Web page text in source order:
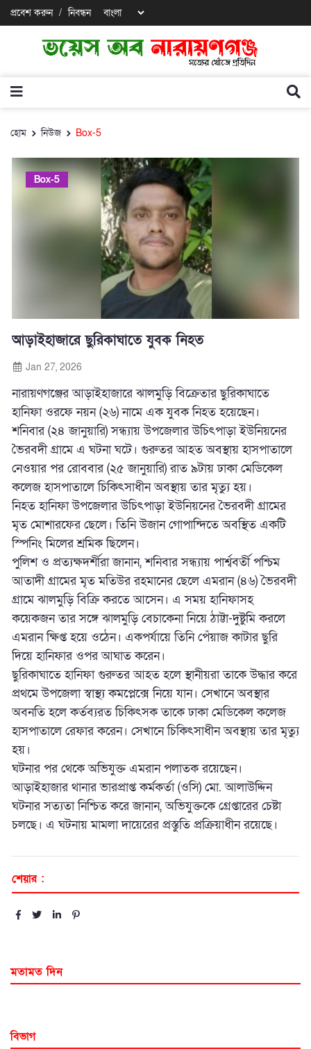
প্রবেশ করুন / নিবন্ধন
হোম নিউজ Box-5
Box-5
আড়াইহাজারে ছুরিকাঘাতে যুবক নিহত
Jan 27, 2026
নারায়ণগঞ্জের আড়াইহাজারে ঝালমুড়ি বিক্রেতার ছুরিকাঘাতে
হানিফা ওরফে নয়ন (২৬) নামে এক যুবক নিহত হয়েছেন।
শনিবার (২৪ জানুয়ারি) সন্ধ্যায় উপজেলার উচিৎপাড়া ইউনিয়নের
ভৈরবদী গ্রামে এ ঘটনা ঘটে। গুরুতর আহত অবস্থায় হাসপাতালে
নেওয়ার পর রোববার (২৫ জানুয়ারি) রাত ৯টায় ঢাকা মেডিকেল
কলেজ হাসপাতালে চিকিৎসাধীন অবস্থায় তার মৃত্যু হয়।
নিহত হানিফা উপজেলার উচিৎপাড়া ইউনিয়নের ভৈরবদী গ্রামের
মৃত মোশারফের ছেলে। তিনি উজান গোপান্দিতে অবস্থিত একটি
স্পিনিং মিলের শ্রমিক ছিলেন।
পুলিশ ও প্রত্যক্ষদর্শীরা জানান, শনিবার সন্ধ্যায় পার্শ্ববর্তী পশ্চিম
আতাদী গ্রামের মৃত মতিউর রহমানের ছেলে এমরান (৪৬) ভৈরবদী
গ্রামে ঝালমুড়ি বিক্রি করতে আসেন। এ সময় হানিফাসহ
কয়েকজন তার সঙ্গে ঝালমুড়ি বেচাকেনা নিয়ে ঠাট্টা-দুষ্টুমি করলে
এমরান ক্ষিপ্ত হয়ে ওঠেন। একপর্যায়ে তিনি পেঁয়াজ কাটার ছুরি
দিয়ে হানিফার ওপর আঘাত করেন।
ছুরিকাঘাতে হানিফা গুরুতর আহত হলে স্থানীয়রা তাকে উদ্ধার করে
প্রথমে উপজেলা স্বাস্থ্য কমপ্লেক্সে নিয়ে যান। সেখানে অবস্থার
অবনতি হলে কর্তব্যরত চিকিৎসক তাকে ঢাকা মেডিকেল কলেজ
হাসপাতালে রেফার করেন। সেখানে চিকিৎসাধীন অবস্থায় তার মৃত্যু
হয়।
ঘটনার পর থেকে অভিযুক্ত এমরান পলাতক রয়েছেন।
আড়াইহাজার থানার ভারপ্রাপ্ত কর্মকর্তা (ওসি) মো. আলাউদ্দিন
ঘটনার সত্যতা নিশ্চিত করে জানান, অভিযুক্তকে গ্রেপ্তারের চেষ্টা
চলছে। এ ঘটনায় মামলা দায়েরের প্রস্তুতি প্রক্রিয়াধীন রয়েছে।
শেয়ার :
মতামত দিন
বিভাগ